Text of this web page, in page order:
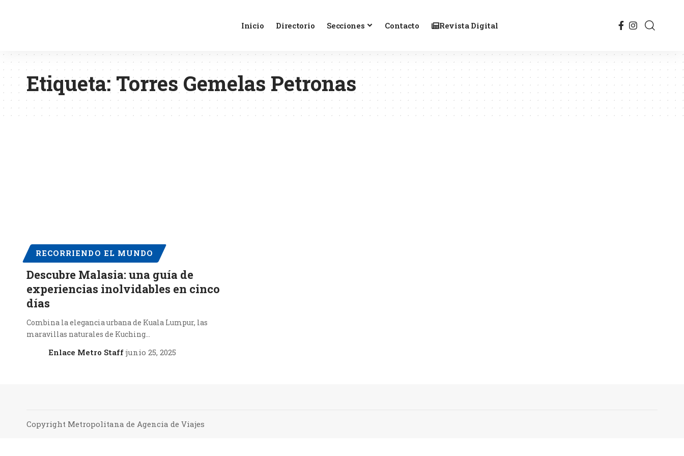
Inicio Directorio Secciones Contacto Revista Digital
Etiqueta: Torres Gemelas Petronas
RECORRIENDO EL MUNDO
Descubre Malasia: una guía de
experiencias inolvidables en cinco
días
Combina la elegancia urbana de Kuala Lumpur, las
maravillas naturales de Kuching…
Enlace Metro Staff junio 25, 2025
Copyright Metropolitana de Agencia de Viajes